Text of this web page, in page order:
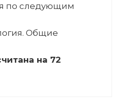
по следующим
Общие
на 72